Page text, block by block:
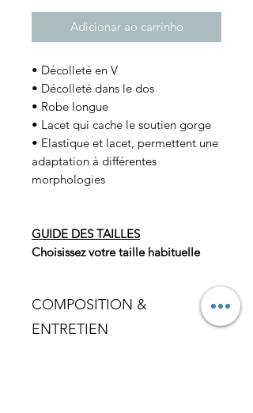
Adicionar ao carrinho
• Décolleté en V
• Décolleté dans le dos
• Robe longue
• Lacet qui cache le soutien gorge
• Elastique et lacet, permettent une
adaptation à différentes
morphologies
GUIDE DES TAILLES
Choisissez votre taille habituelle
COMPOSITION &
ENTRETIEN